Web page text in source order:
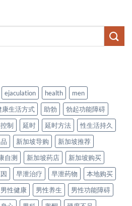
ejaculation health
men
康生活方式 助勃
勃起功能障碍
制 延时 延时方法
性生活持久
新加坡导购
新加坡推荐
自测 新加坡药店
新加坡购买
早泄治疗 早泄药物
本地购买
男性健康 男性养生
男性功能障碍